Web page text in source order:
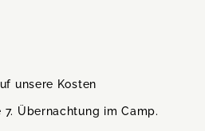
unsere Kosten
Übernachtung im Camp.